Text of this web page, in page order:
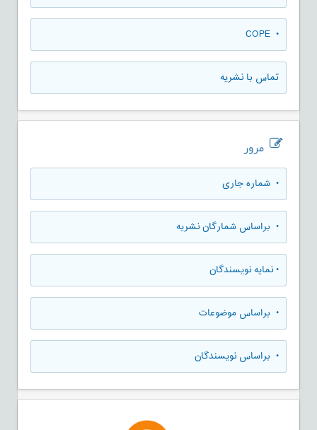
• COPE
تماس با نشریه
مرور
• شماره جاری
• براساس شمارگان نشریه
•نمایه نویسندگان
• براساس موضوعات
• براساس نویسندگان